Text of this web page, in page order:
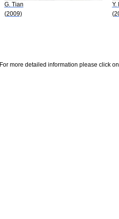
G. Tian
(2009)
Y.
For more detailed information please click